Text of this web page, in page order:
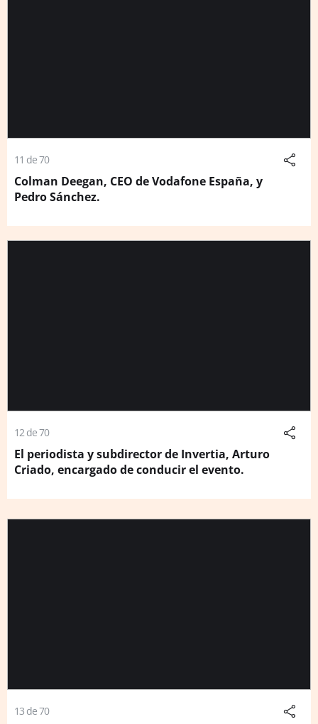
11 de 70
Colman Deegan, CEO de Vodafone España, y
Pedro Sánchez.
12 de 70
El periodista y subdirector de Invertia, Arturo
Criado, encargado de conducir el evento.
13 de 70